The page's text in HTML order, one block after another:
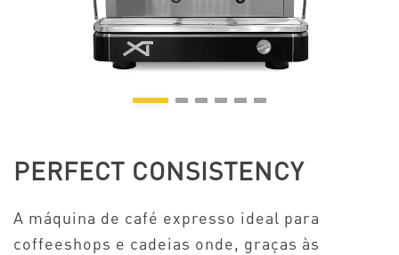
PERFECT CONSISTENCY
A máquina de café expresso ideal para
coffeeshops e cadeias onde, graças às